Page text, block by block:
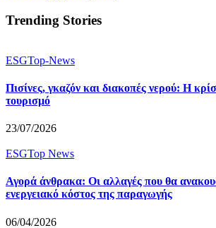
Trending Stories
ESGTop-News
Πισίνες, γκαζόν και διακοπές νερού: Η
τουρισμό
23/07/2026
ESGTop News
Αγορά άνθρακα: Οι αλλαγές που θα
ενεργειακό κόστος της παραγωγής
06/04/2026